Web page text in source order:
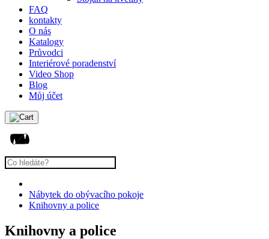
FAQ
kontakty
O nás
Katalogy
Průvodci
Interiérové poradenství
Video Shop
Blog
Můj účet
Nábytek do obývacího pokoje
Knihovny a police
Knihovny a police